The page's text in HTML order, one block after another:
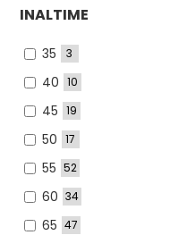
235 31
255 6
265 2
275 2
285 1
INALTIME
35 3
40 10
45 19
50 17
55 52
60 34
65 47